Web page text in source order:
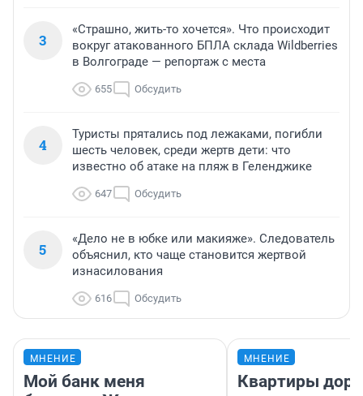
3
«Страшно, жить-то хочется». Что происходит
вокруг атакованного БПЛА склада Wildberries
в Волгограде — репортаж с места
655 Обсудить
4
Туристы прятались под лежаками, погибли
шесть человек, среди жертв дети: что
известно об атаке на пляж в Геленджике
647 Обсудить
5
«Дело не в юбке или макияже». Следователь
объяснил, кто чаще становится жертвой
изнасилования
616 Обсудить
МНЕНИЕ
Мой банк меня
МНЕНИЕ
Квартиры